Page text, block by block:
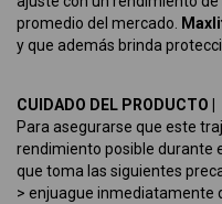
promedio del mercado.
y que además brinda
CUIDADO DEL PRODUCTO |
Para asegurarse que este
rendimiento posible durante
que toma las siguientes
> enjuague inmediatamente